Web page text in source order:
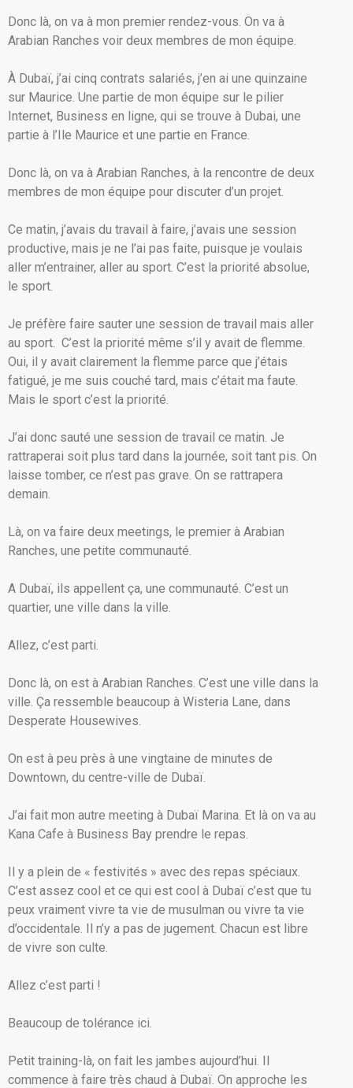
Donc là, on va à mon premier rendez-vous. On va à
Arabian Ranches voir deux membres de mon équipe.
À Dubaï, j’ai cinq contrats salariés, j’en ai une quinzaine
sur Maurice. Une partie de mon équipe sur le pilier
Internet, Business en ligne, qui se trouve à Dubai, une
partie à l’Ile Maurice et une partie en France.
Donc là, on va à Arabian Ranches, à la rencontre de deux
membres de mon équipe pour discuter d’un projet.
Ce matin, j’avais du travail à faire, j’avais une session
productive, mais je ne l’ai pas faite, puisque je voulais
aller m’entrainer, aller au sport. C’est la priorité absolue,
le sport.
Je préfère faire sauter une session de travail mais aller
au sport. C’est la priorité même s’il y avait de flemme.
Oui, il y avait clairement la flemme parce que j’étais
fatigué, je me suis couché tard, mais c’était ma faute.
Mais le sport c’est la priorité.
J’ai donc sauté une session de travail ce matin. Je
rattraperai soit plus tard dans la journée, soit tant pis. On
laisse tomber, ce n’est pas grave. On se rattrapera
demain.
Là, on va faire deux meetings, le premier à Arabian
Ranches, une petite communauté.
A Dubaï, ils appellent ça, une communauté. C’est un
quartier, une ville dans la ville.
Allez, c’est parti.
Donc là, on est à Arabian Ranches. C’est une ville dans la
ville. Ça ressemble beaucoup à Wisteria Lane, dans
Desperate Housewives.
On est à peu près à une vingtaine de minutes de
Downtown, du centre-ville de Dubaï.
J’ai fait mon autre meeting à Dubaï Marina. Et là on va au
Kana Cafe à Business Bay prendre le repas.
Il y a plein de « festivités » avec des repas spéciaux.
C’est assez cool et ce qui est cool à Dubaï c’est que tu
peux vraiment vivre ta vie de musulman ou vivre ta vie
d’occidentale. Il n’y a pas de jugement. Chacun est libre
de vivre son culte.
Allez c’est parti !
Beaucoup de tolérance ici.
Petit training-là, on fait les jambes aujourd’hui. Il
commence à faire très chaud à Dubaï. On approche les